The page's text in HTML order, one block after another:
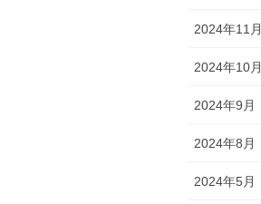
2024年11月
2024年10月
2024年9月
2024年8月
2024年5月